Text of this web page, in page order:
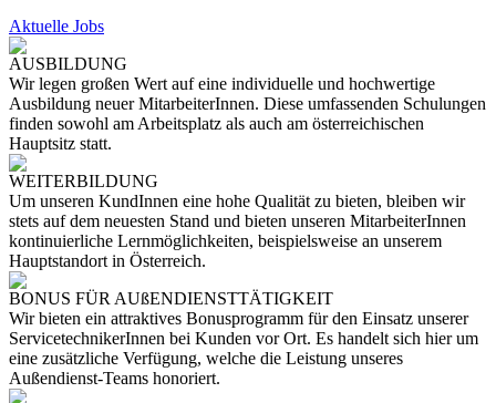
Aktuelle Jobs
AUSBILDUNG
Wir legen großen Wert auf eine individuelle und hochwertige
Ausbildung neuer MitarbeiterInnen. Diese umfassenden Schulungen
finden sowohl am Arbeitsplatz als auch am österreichischen
Hauptsitz statt.
WEITERBILDUNG
Um unseren KundInnen eine hohe Qualität zu bieten, bleiben wir
stets auf dem neuesten Stand und bieten unseren MitarbeiterInnen
kontinuierliche Lernmöglichkeiten, beispielsweise an unserem
Hauptstandort in Österreich.
BONUS FÜR AUßENDIENSTTÄTIGKEIT
Wir bieten ein attraktives Bonusprogramm für den Einsatz unserer
ServicetechnikerInnen bei Kunden vor Ort. Es handelt sich hier um
eine zusätzliche Verfügung, welche die Leistung unseres
Außendienst-Teams honoriert.